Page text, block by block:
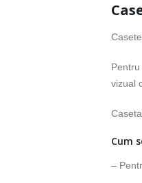
vizual
Cum
–